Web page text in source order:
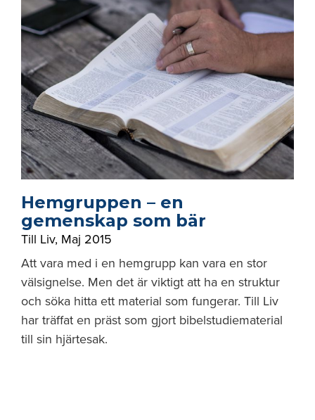
Hemgruppen – en
gemenskap som bär
Till Liv, Maj 2015
Att vara med i en hemgrupp kan vara en stor
välsignelse. Men det är viktigt att ha en struktur
och söka hitta ett material som fungerar. Till Liv
har träffat en präst som gjort bibelstudiematerial
till sin hjärtesak.